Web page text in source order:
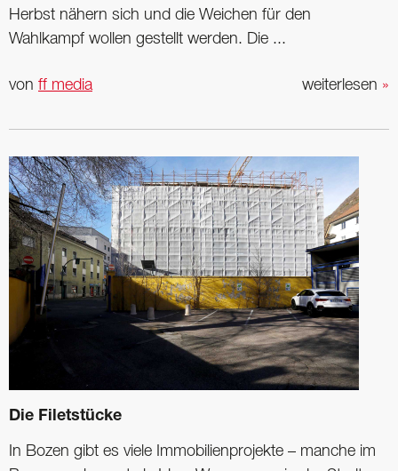
Herbst nähern sich und die Weichen für den
Wahlkampf wollen gestellt werden. Die ...
weiterlesen »
von ff media
Die Filetstücke
In Bozen gibt es viele Immobilienprojekte – manche im